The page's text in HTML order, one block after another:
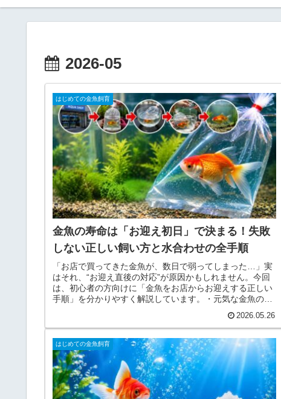
2026-05
はじめての金魚飼育
金魚の寿命は「お迎え初日」で決まる！失敗
しない正しい飼い方と水合わせの全手順
「お店で買ってきた金魚が、数日で弱ってしまった…」実
はそれ、“お迎え直後の対応”が原因かもしれません。今回
は、初心者の方向けに「金魚をお店からお迎えする正しい
手順」を分かりやすく解説しています。・元気な金魚の選
方・お迎え直後にやってはいけないこと・トリートメント
の考え方など、金魚飼育初心者が失敗しやすいポイントを
まとめて紹介しています。これから初めて金魚を飼う方は
もちろん、「最近お迎えで失敗してしまった…」という方
にもおすすめの内容です。ぜひ最後までご覧ください！
2026.05.26
はじめての金魚飼育